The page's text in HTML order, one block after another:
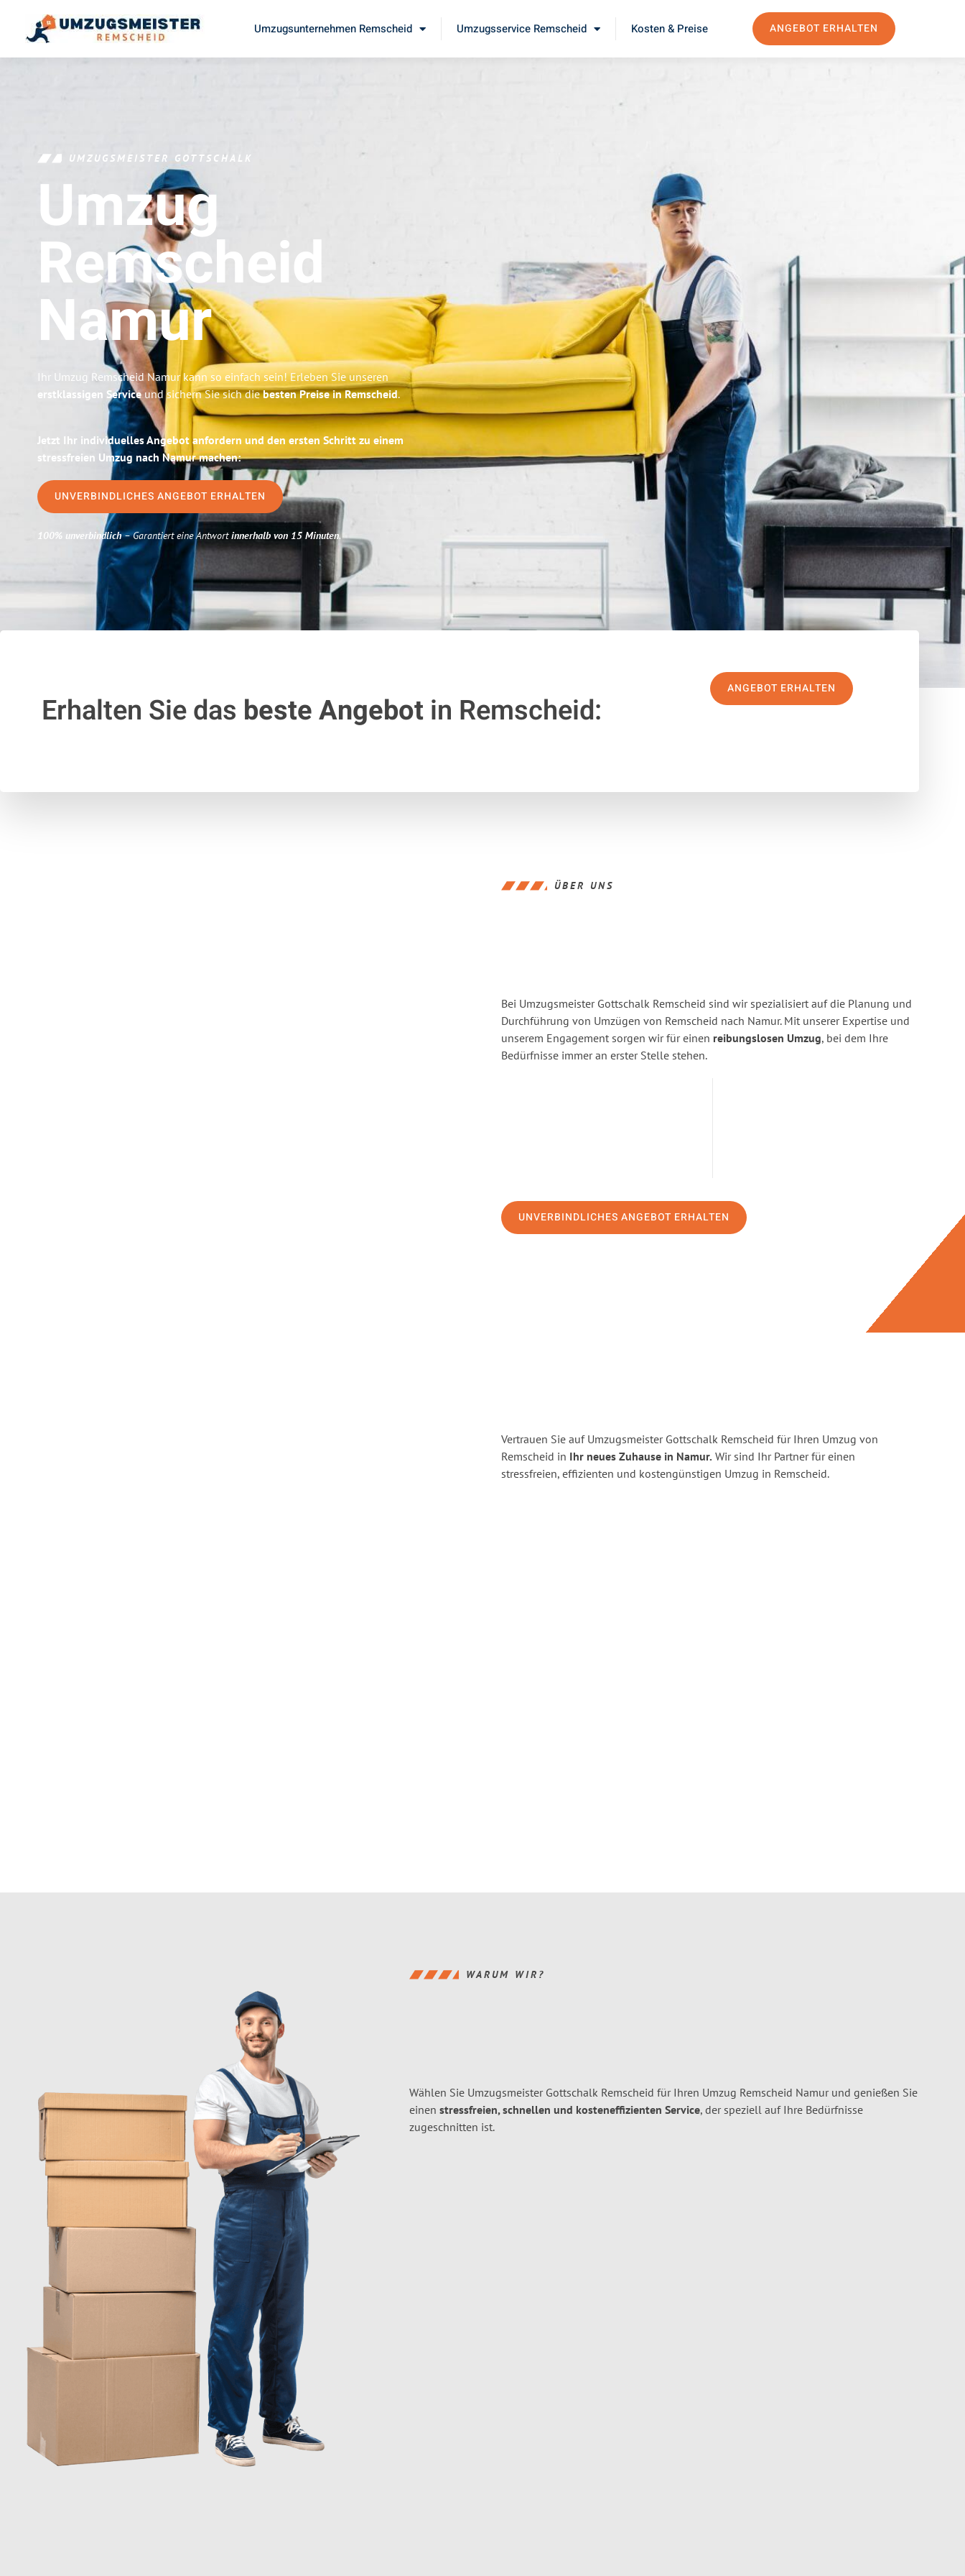
Umzugsunternehmen Remscheid Umzugsservice Remscheid Kosten & Preise ANGEBOT ERHALTEN
UMZUGSMEISTER GOTTSCHALK
Umzug
Remscheid
Namur
Ihr Umzug Remscheid Namur kann so einfach sein! Erleben Sie unseren
erstklassigen Serviceund sichern Sie sich diebesten Preise in Remscheid.
Jetzt Ihr individuelles Angebot anfordern und den ersten Schritt zu einem
stressfreien Umzug nach Namur machen:
UNVERBINDLICHES ANGEBOT ERHALTEN
100% unverbindlich– Garantiert eine Antwortinnerhalb von 15 Minuten.
Erhalten Sie das beste Angebotin Remscheid:
ANGEBOT ERHALTEN
ÜBER UNS
Bei Umzugsmeister Gottschalk Remscheid sind wir spezialisiert auf die Planung und
Durchführung von Umzügen von Remscheid nach Namur. Mit unserer Expertise und
unserem Engagement sorgen wir für einen reibungslosen Umzug, bei dem Ihre
Bedürfnisse immer an erster Stelle stehen.
UNVERBINDLICHES ANGEBOT ERHALTEN
Vertrauen Sie auf Umzugsmeister Gottschalk Remscheid für Ihren Umzug von
Remscheid in Ihr neues Zuhause in Namur. Wir sind Ihr Partner für einen
stressfreien, effizienten und kostengünstigen Umzug in Remscheid.
WARUM WIR?
Wählen Sie Umzugsmeister Gottschalk Remscheid für Ihren Umzug Remscheid Namur und genießen Sie
einen stressfreien, schnellen und kosteneffizienten Service, der speziell auf Ihre Bedürfnisse
zugeschnitten ist.